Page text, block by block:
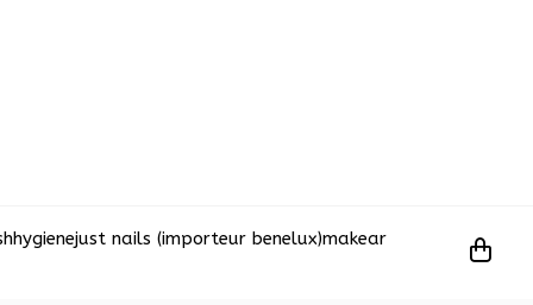
hygienejust nails (importeur benelux)makear